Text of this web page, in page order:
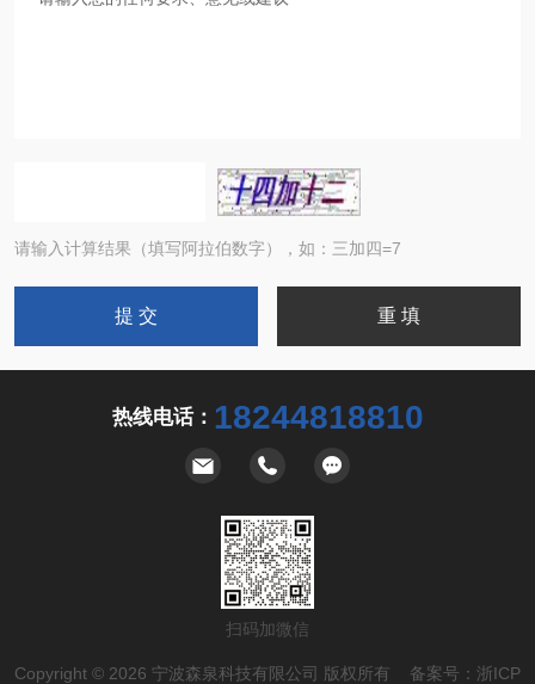
请输入计算结果（填写阿拉伯数字），如：三加四=7
热线电话： 18244818810
扫码加微信
Copyright © 2026 宁波森泉科技有限公司 版权所有 备案号： 浙ICP